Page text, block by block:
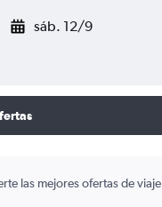
sáb. 12/9
las mejores ofertas de viaje